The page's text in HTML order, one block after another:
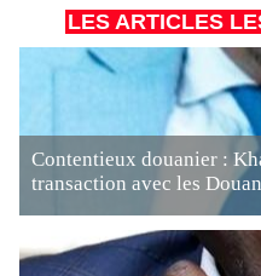
LES ARTICLES
Contentieux douanier :
transaction avec les